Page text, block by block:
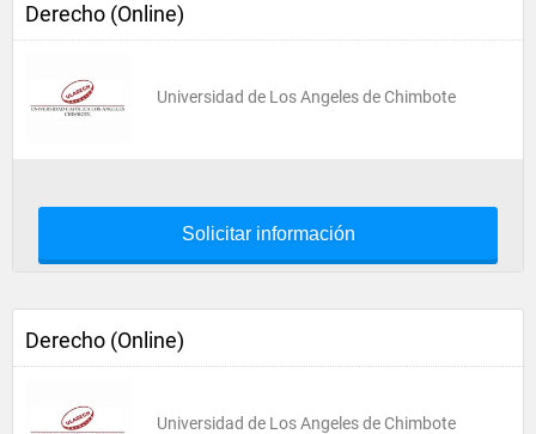
Derecho (Online)
Universidad de Los Angeles de Chimbote
Solicitar información
Derecho (Online)
Universidad de Los Angeles de Chimbote